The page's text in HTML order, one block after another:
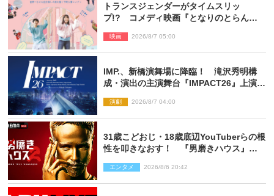
トランスジェンダーがタイムスリッ
プ!? コメディ映画『となりのとらんす
映画 2026/8/7 05:00
IMP.、新橋演舞場に降臨！ 滝沢秀明構
成・演出の主演舞台『IMPACT26』上演決
演劇 2026/8/7 04:00
31歳こどおじ・18歳底辺YouTuberらの根
性を叩きなおす！ 『男磨きハウス』第2
エンタメ 2026/8/6 20:42